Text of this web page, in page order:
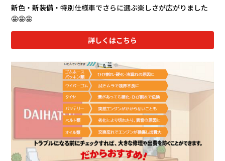
新色・新装備・特別仕様車でさらに選ぶ楽しさが広がりました
🤩🤩🤩
詳しくはこちら